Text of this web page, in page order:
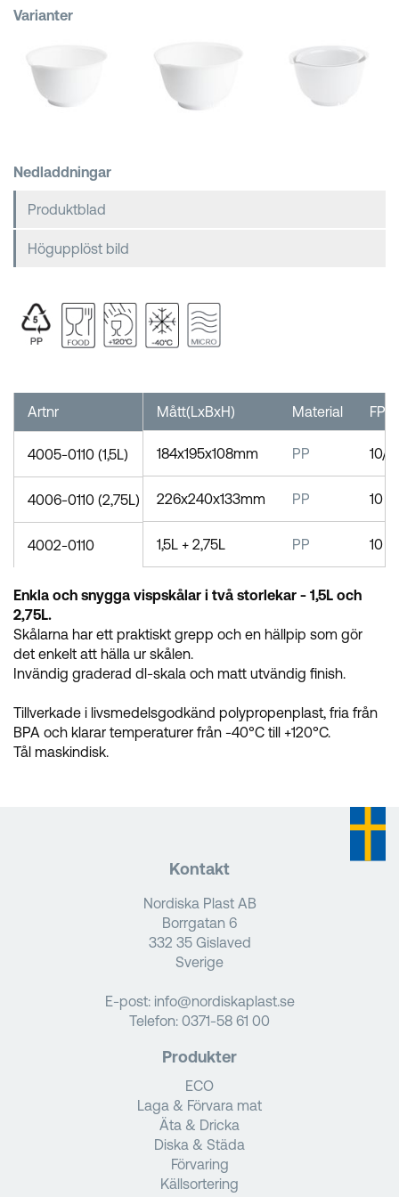
Varianter
Nedladdningar
Produktblad
Högupplöst bild
Mått(LxBxH) Material FP
184x195x108mm PP 10/
226x240x133mm PP 10
1,5L + 2,75L PP 10
Artnr
4005-0110 (1,5L)
4006-0110 (2,75L)
4002-0110
Enkla och snygga vispskålar i två storlekar - 1,5L och
2,75L.
Skålarna har ett praktiskt grepp och en hällpip som gör
det enkelt att hälla ur skålen.
Invändig graderad dl-skala och matt utvändig finish.
Tillverkade i livsmedelsgodkänd polypropenplast, fria från
BPA och klarar temperaturer från -40°C till +120°C.
Tål maskindisk.
Kontakt
Nordiska Plast AB
Borrgatan 6
332 35 Gislaved
Sverige
E-post: info@nordiskaplast.se
Telefon: 0371-58 61 00
Produkter
ECO
Laga & Förvara mat
Äta & Dricka
Diska & Städa
Förvaring
Källsortering